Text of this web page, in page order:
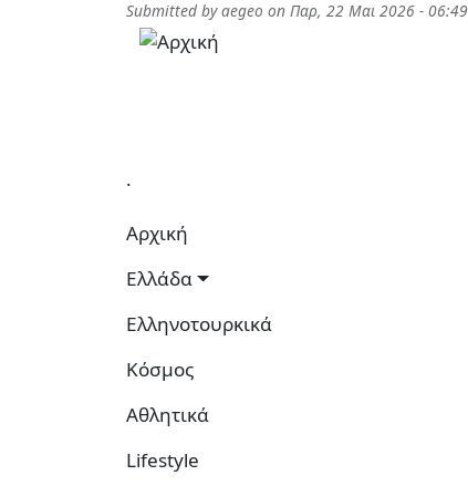
Παράκαμψη προς το κυρίως περιεχόμενο
Submitted byaegeo on Παρ, 22 Μαι 2026 - 06:49
.
Κεντρική πλοήγηση
Αρχική
Ελλάδα
Ελληνοτουρκικά
Κόσμος
Αθλητικά
Lifestyle